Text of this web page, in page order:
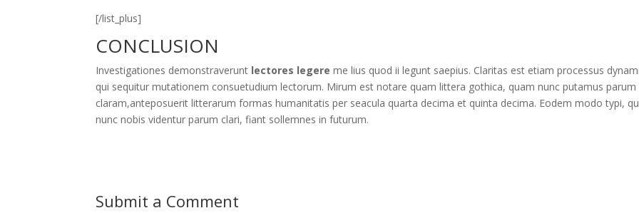
[/list_plus]
CONCLUSION
Investigationes demonstraverunt lectores legere me lius quod ii legunt saepius. Claritas est etiam processus
qui sequitur mutationem consuetudium lectorum. Mirum est notare quam littera gothica, quam nunc putamus parum
claram,anteposuerit litterarum formas humanitatis per seacula quarta decima et quinta decima. Eodem modo typi,
nunc nobis videntur parum clari, fiant sollemnes in futurum.
Submit a Comment